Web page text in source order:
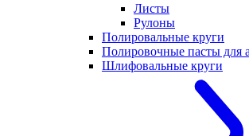
Листы
Рулоны
Полировальные круги
Полировочные пасты для
Шлифовальные круги